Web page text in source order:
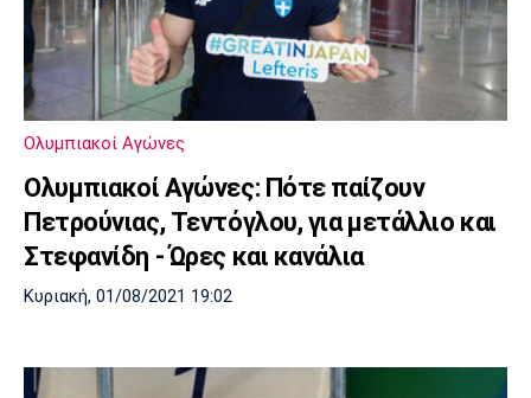
Ολυμπιακοί Αγώνες
Ολυμπιακοί Αγώνες: Πότε παίζουν
Πετρούνιας, Τεντόγλου, για μετάλλιο και
Στεφανίδη - Ώρες και κανάλια
Κυριακή, 01/08/2021 19:02